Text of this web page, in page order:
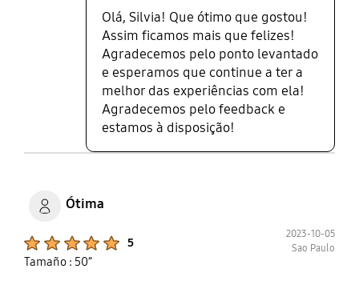
Olá, Silvia! Que ótimo que gostou!
Assim ficamos mais que felizes!
Agradecemos pelo ponto levantado
e esperamos que continue a ter a
melhor das experiências com ela!
Agradecemos pelo feedback e
estamos à disposição!
Ótima
5
2023-10-05
Sao Paulo
Tamaño : 50”